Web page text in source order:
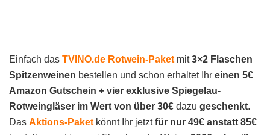
Einfach das TVINO.de Rotwein-Paket mit3×2 Flaschen
Spitzenweinen bestellen und schon erhaltet Ihr einen 5€
Amazon Gutschein + vier exklusive Spiegelau-
Rotweingläser im Wert von über 30€ dazu geschenkt.
Das Aktions-Paket könnt Ihr jetztfür nur 49€ anstatt 85€